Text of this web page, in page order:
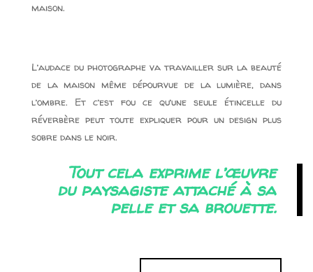
maison.
L’audace du photographe va travailler sur la beauté
de la maison même dépourvue de la lumière, dans
l’ombre. Et c’est fou ce qu’une seule étincelle du
réverbère peut toute expliquer pour un design plus
sobre dans le noir.
Tout cela exprime l’œuvre
du paysagiste attaché à sa
pelle et sa brouette.